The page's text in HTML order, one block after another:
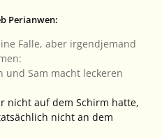
Perianwen:
Falle, aber irgendjemand
und Sam macht leckeren
nicht auf dem Schirm hatte,
nicht an dem